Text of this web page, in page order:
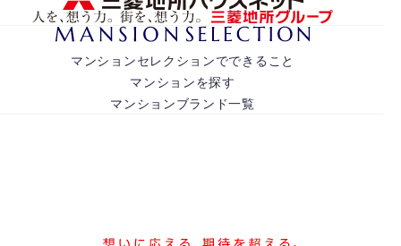
マンションセレクションでできること
マンションを探す
マンションブランド一覧